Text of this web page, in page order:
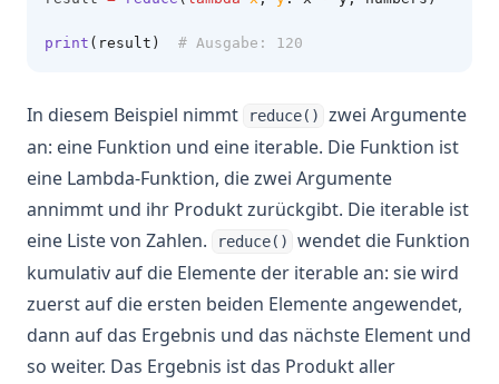
print (result) # Ausgabe: 120
In diesem Beispiel nimmt reduce()
zwei Argumente
an: eine Funktion und eine iterable. Die Funktion ist
eine Lambda-Funktion, die zwei Argumente
annimmt und ihr Produkt zurückgibt. Die iterable ist
eine Liste von Zahlen.
reduce()
wendet die Funktion
kumulativ auf die Elemente der iterable an: sie wird
zuerst auf die ersten beiden Elemente angewendet,
dann auf das Ergebnis und das nächste Element und
so weiter. Das Ergebnis ist das Produkt aller